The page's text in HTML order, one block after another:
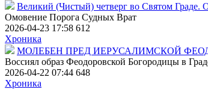
Великий (Чистый) четверг во Святом
Омовение Порога Судных Врат
2026-04-23 17:58 612
Хроника
МОЛЕБЕН ПРЕД ИЕРУСАЛИМСКОЙ
Воссиял образ Феодоровской Богородицы в
2026-04-22 07:44 648
Хроника